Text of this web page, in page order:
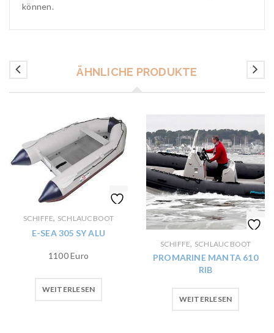
können.
ÄHNLICHE PRODUKTE
SCHIFFE, SCHLAUCBOOT
E-SEA 305 SY ALU
1100 Euro
WEITERLESEN
SCHIFFE, SCHLAUCBOOT
PROMARINE MANTA 610
RIB
WEITERLESEN